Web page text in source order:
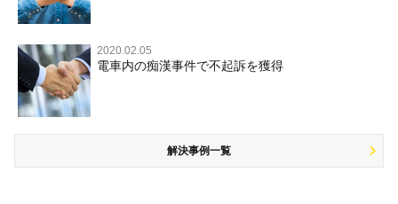
2020.02.05
電車内の痴漢事件で不起訴を獲得
解決事例一覧